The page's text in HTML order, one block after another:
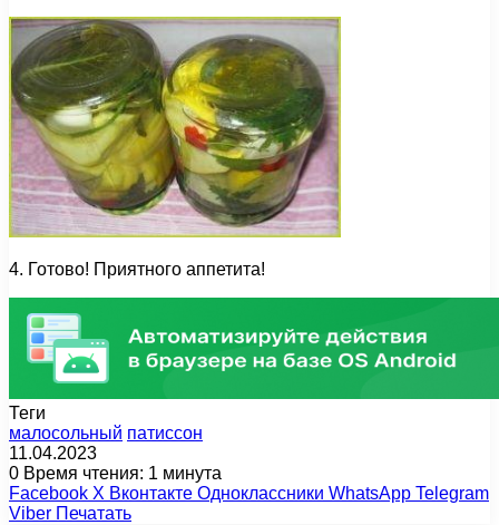
4. Готово! Приятного аппетита!
Теги
малосольный патиссон
11.04.2023
0 Время чтения: 1 минута
Facebook X Вконтакте Одноклассники WhatsApp Telegram
Viber Печатать